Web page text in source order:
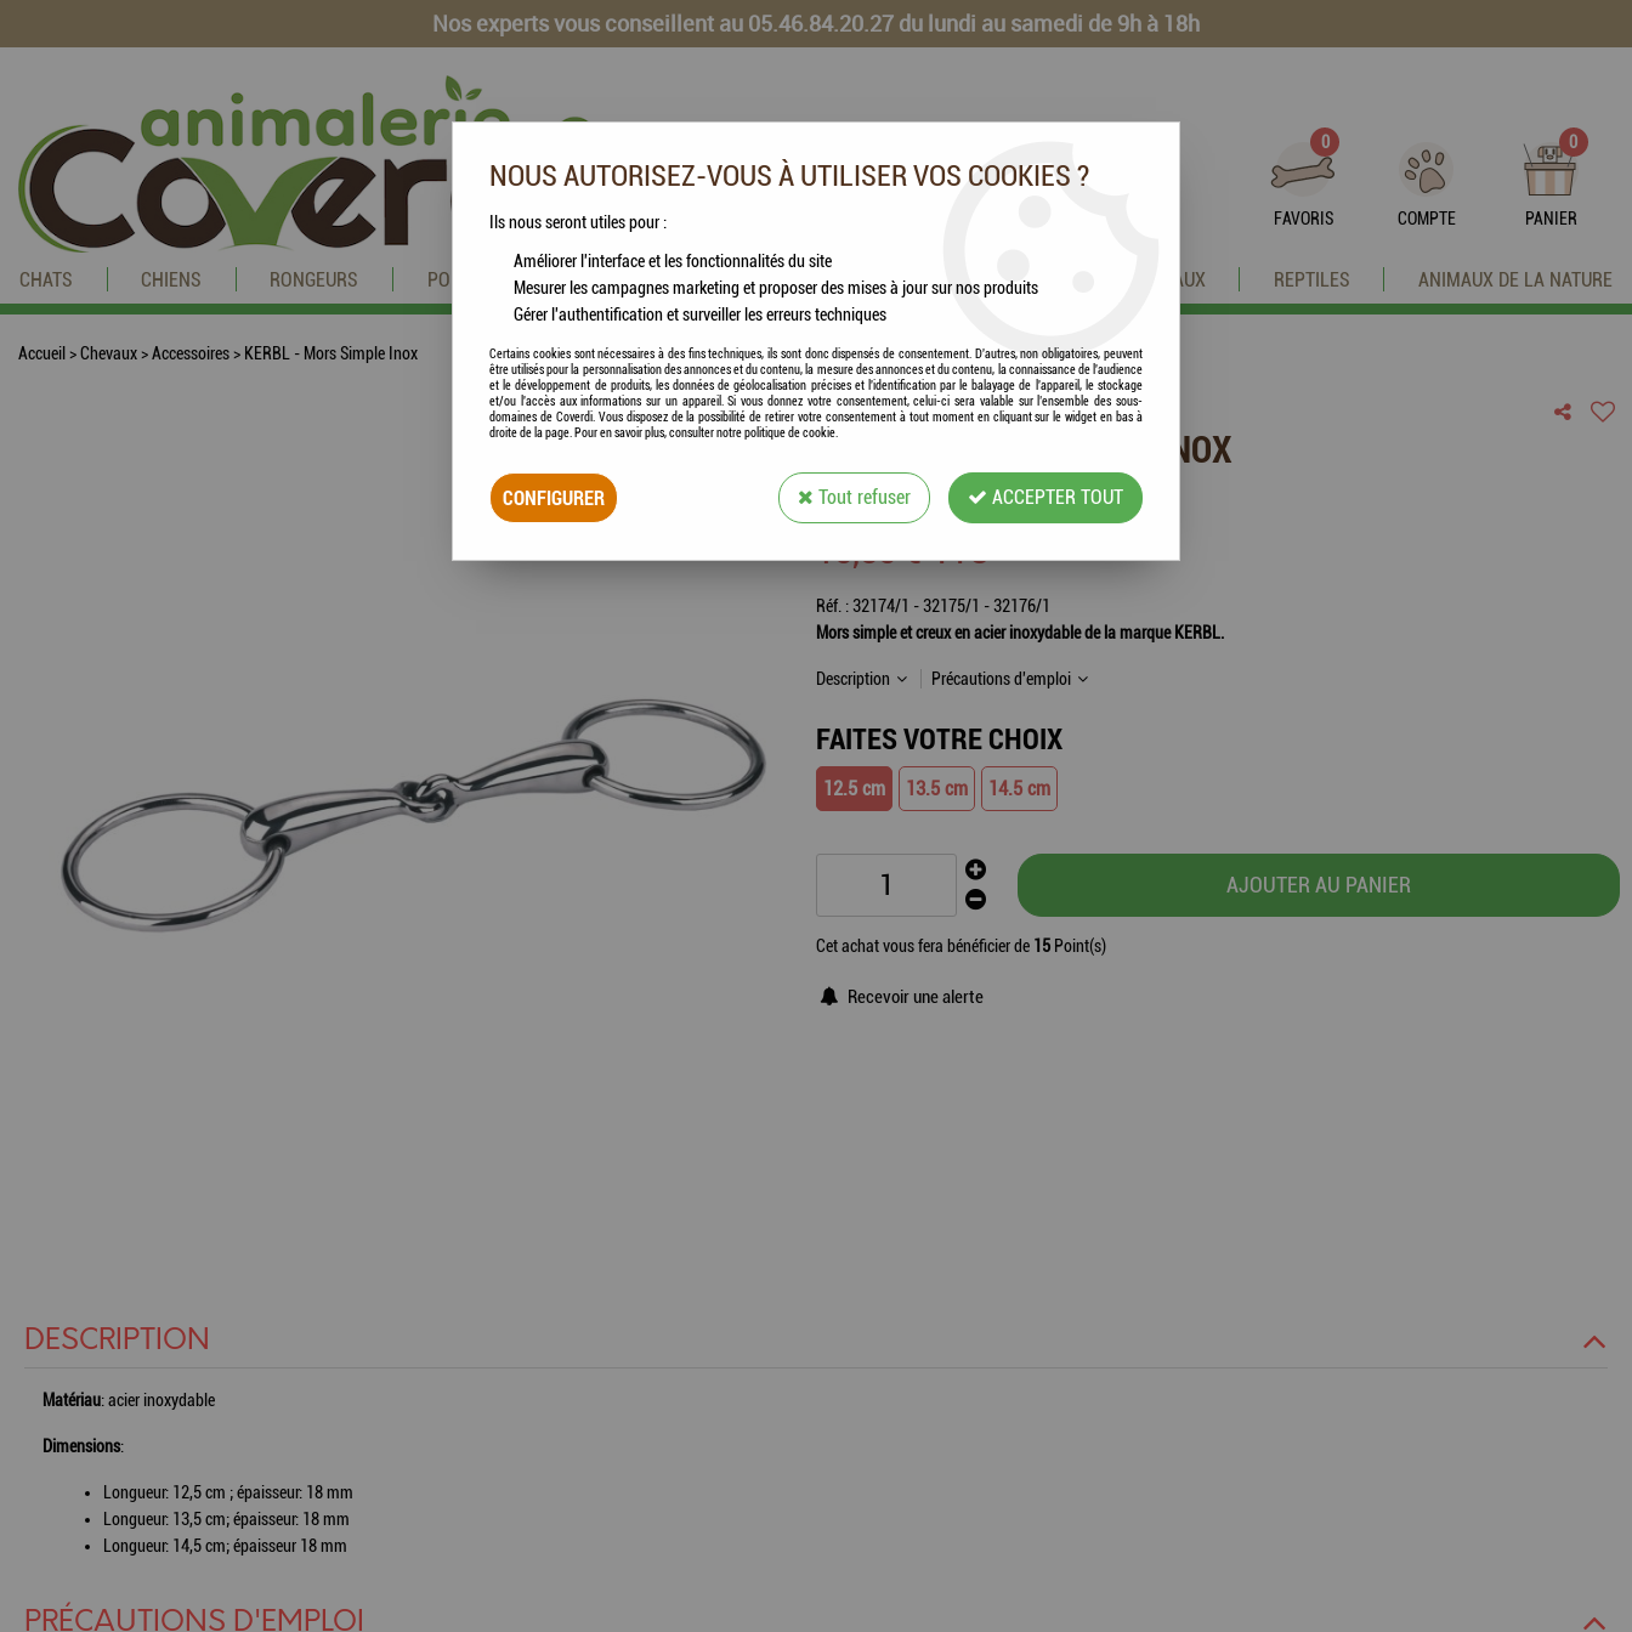
Nos experts vous conseillent au 05.46.84.20.27 du lundi au samedi de 9h à 18h
0
FAVORIS COMPTE
0
PANIER
CHATS CHIENS RONGEURS POISSONS CHEVAUX VOLAILLES ANIMAUX DE LA FERME OISEAUX REPTILES ANIMAUX DE LA NATURE
Accueil >Chevaux>Accessoires> KERBL - Mors Simple Inox
KERBL - MORS SIMPLE INOX
Soyez le premier à donner votre avis !
15,35 €TTC
Réf. :32174/1 - 32175/1 - 32176/1
Mors simple et creux en acier inoxydable de la marque KERBL.
Description Précautions d'emploi
FAITES VOTRE CHOIX
12.5 cm 13.5 cm 14.5 cm
AJOUTER AU PANIER
Cet achat vous fera bénéficier de 15 Point(s)
Recevoir une alerte
DESCRIPTION
Matériau: acier inoxydable
Dimensions:
Longueur: 12,5 cm ; épaisseur: 18 mm
Longueur: 13,5 cm; épaisseur: 18 mm
Longueur: 14,5 cm; épaisseur 18 mm
PRÉCAUTIONS D'EMPLOI
NOUS AUTORISEZ-VOUS À UTILISER VOS COOKIES ?
Ils nous seront utiles pour :
Améliorer l'interface et les fonctionnalités du site
Mesurer les campagnes marketing et proposer des mises à jour sur nos produits
Gérer l'authentification et surveiller les erreurs techniques
Certains cookies sont nécessaires à des fins techniques, ils sont donc dispensés de consentement. D'autres, non obligatoires, peuvent
être utilisés pour la personnalisation des annonces et du contenu, la mesure des annonces et du contenu, la connaissance de l'audience
et le développement de produits, les données de géolocalisation précises et l'identification par le balayage de l'appareil, le stockage
et/ou l'accès aux informations sur un appareil. Si vous donnez votre consentement, celui-ci sera valable sur l’ensemble des sous-
domaines de Coverdi. Vous disposez de la possibilité de retirer votre consentement à tout moment en cliquant sur le widget en bas à
droite de la page. Pour en savoir plus, consulter notre politique de cookie.
CONFIGURER Tout refuser ACCEPTER TOUT